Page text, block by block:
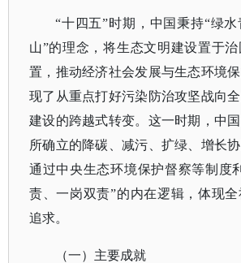
“十四五”时期，中国秉持“绿
山”的理念，将生态文明建设置于
置，推动经济社会发展与生态环境
现了从重点打好污染防治攻坚战向
建设的跨越式转变。这一时期，中
所确立的降碳、减污、扩绿、增长
通过中央生态环境保护督察等制度
责、一岗双责”的内在逻辑，体现
追求。
（一）主要成就